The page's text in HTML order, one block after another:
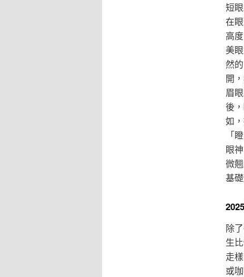
短
在
高
美
然
開
眉
後
如
「
眼
微
基
除
生
走
或